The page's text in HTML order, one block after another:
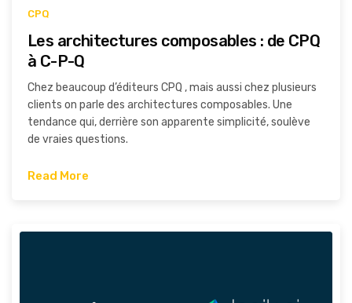
CPQ
Les architectures composables : de CPQ
à C-P-Q
Chez beaucoup d’éditeurs CPQ , mais aussi chez plusieurs
clients on parle des architectures composables. Une
tendance qui, derrière son apparente simplicité, soulève
de vraies questions.
Read More